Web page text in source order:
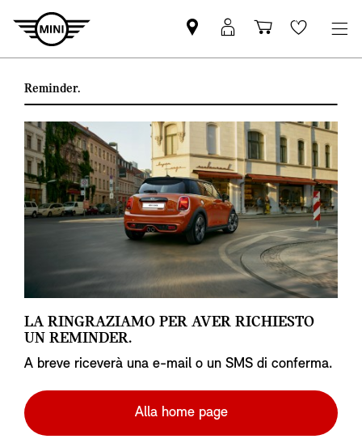
Trovi
partner
MyMini
login
Carrello
degli
Wishlist
Reminder.
LA RINGRAZIAMO PER AVER RICHIESTO
UN REMINDER.
A breve riceverà una e-mail o un SMS di conferma.
Alla home page